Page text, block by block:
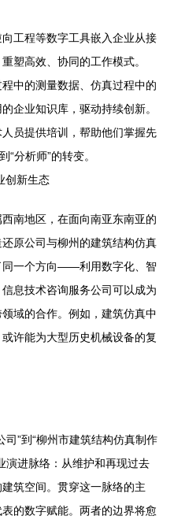
工程等数字工具嵌入企业从接
塑高效、协同的工作模式。
程中的测量数据、仿真过程中的
企业知识库，驱动持续创新。
人员提供培训，帮助他们掌握先
“分析师”的转变。
创新生态
南地区，在面向南亚东南亚的
原公司与柳州的建筑结构仿真
同一个方向——利用数字化、智
息技术咨询服务公司可以成为
域的合作。例如，建筑仿真中
许能为大型历史机械设备的复
司”到“柳州市建筑结构仿真制作
演进脉络：从维护和再现过去
筑空间。贯穿这一脉络的主
的数字赋能。两者的边界将愈